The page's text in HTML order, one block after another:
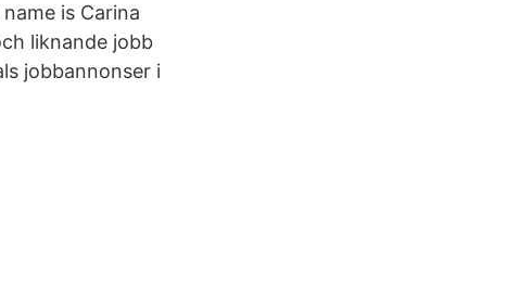
is Carina
liknande jobb
jobbannonser i